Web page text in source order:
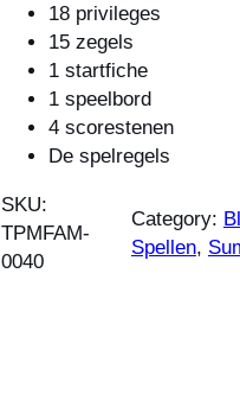
18 privileges
15 zegels
1 startfiche
1 speelbord
4 scorestenen
De spelregels
SKU:
TPMFAM-
0040
Category:
Spellen,